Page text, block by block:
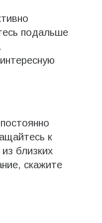
подальше
к
близких
скажите